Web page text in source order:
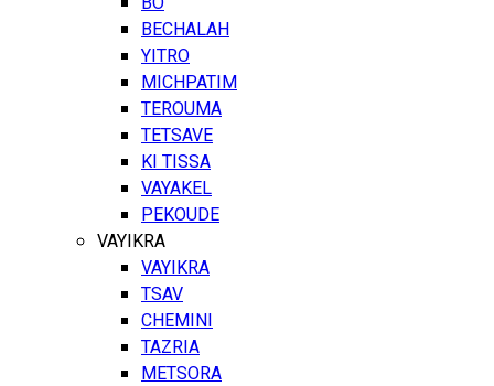
BECHALAH
YITRO
MICHPATIM
TEROUMA
TETSAVE
KI TISSA
VAYAKEL
PEKOUDE
VAYIKRA
VAYIKRA
TSAV
CHEMINI
TAZRIA
METSORA